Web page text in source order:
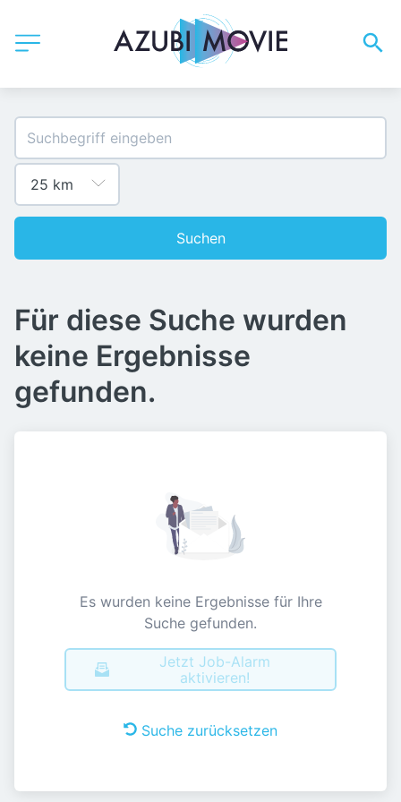
Suchen
Für diese Suche wurden
keine Ergebnisse
gefunden.
Es wurden keine Ergebnisse für Ihre
Suche gefunden.
Jetzt Job-Alarm
aktivieren!
Suche zurücksetzen